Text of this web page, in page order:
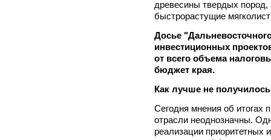
древесины твердых
быстрорастущие
Досье
инвестиционных
от всего объема
бюджет края.
Как лучше не получилось
Сегодня мнения об итогах
отрасли неоднозначны.
реализации приоритетных